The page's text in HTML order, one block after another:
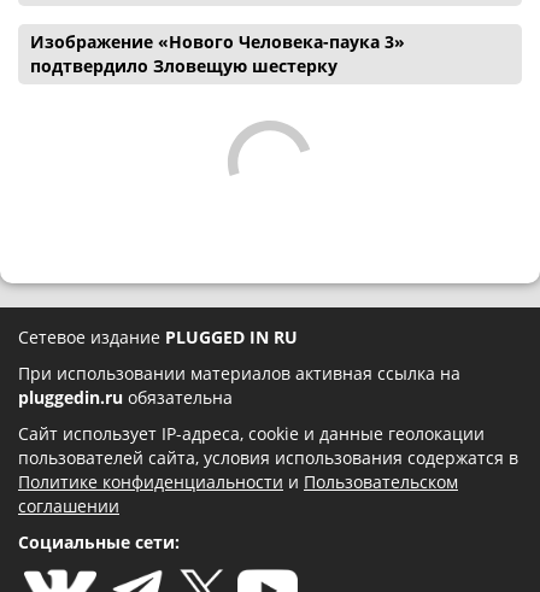
Изображение «Нового Человека-паука 3»
подтвердило Зловещую шестерку
Сетевое издание PLUGGED IN RU
При использовании материалов активная ссылка на
pluggedin.ru обязательна
Сайт использует IP-адреса, cookie и данные геолокации
пользователей сайта, условия использования содержатся в
Политике конфиденциальности и Пользовательском
соглашении
Социальные сети: